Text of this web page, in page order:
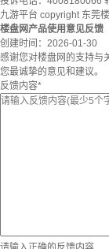
九游平台 copyright 东莞
楼盘网产品使用意见反馈
创建时间： 2026-01-30
感谢您对楼盘网的支持与
您最诚挚的意见和建议。
反馈内容*